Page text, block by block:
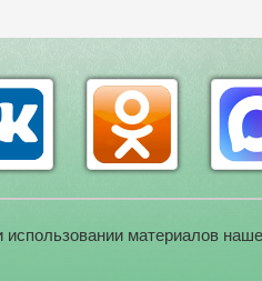
материалов